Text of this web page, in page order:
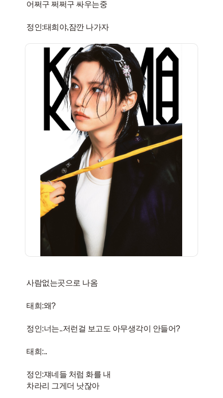
어쩌구 쩌쩌구 싸우는중
정인:태희야,잠깐 나가자
사람없는곳으로 나옴
태희:왜?
정인:너는..저런걸 보고도 아무생각이 안들어?
태희:..
정인:쟤네들 처럼 화를 내
차라리 그게더 낫잖아